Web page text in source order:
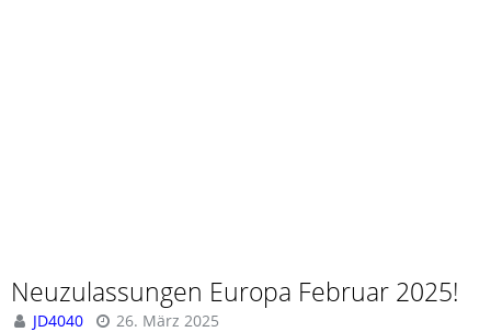
Neuzulassungen Europa Februar 2025!
JD4040 26. März 2025